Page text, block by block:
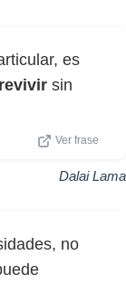
es
sin
Ver frase
Dalai Lama
no